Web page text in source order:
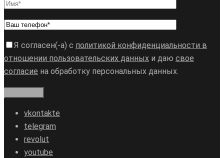
Я согласен(-а) с политикой конфиденциальности в
отношении пользовательских данных и даю свое
согласие на обработку персональных данных.
vkontakte
telegram
revolut
youtube